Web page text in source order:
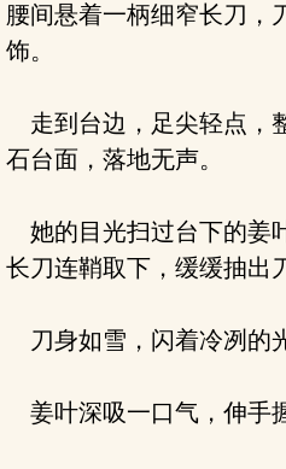
腰间悬着一柄细窄长刀，
饰。
走到台边，足尖轻点，
石台面，落地无声。
她的目光扫过台下的姜
长刀连鞘取下，缓缓抽出
刀身如雪，闪着冷冽的
姜叶深吸一口气，伸手